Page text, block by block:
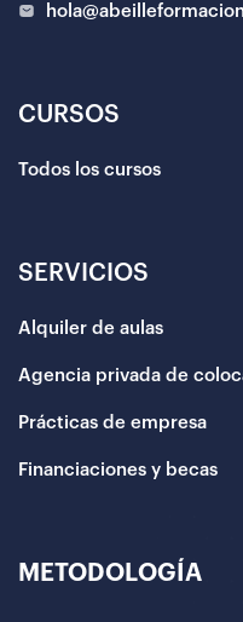
CURSOS
Todos los cursos
SERVICIOS
Alquiler de aulas
Agencia privada de
Prácticas de empresa
Financiaciones y becas
METODOLOGÍA